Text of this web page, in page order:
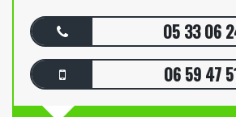
05 33 06
06 59 47